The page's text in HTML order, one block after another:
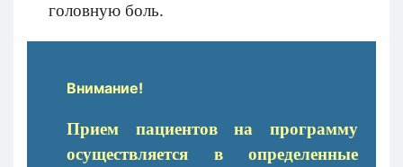
головную боль.
Внимание!
Прием пациентовнапрограмму
осуществляется в определенные